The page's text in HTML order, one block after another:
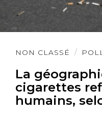
NON CLASSÉ
La
cigarettes
humains,
Lire